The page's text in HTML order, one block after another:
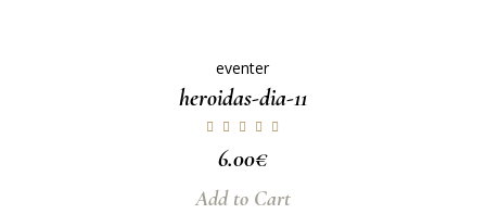
eventer
heroidas-dia-11
6.00€
Add to Cart